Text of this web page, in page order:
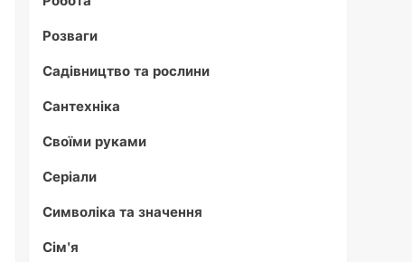
Розваги
Садівництво та рослини
Сантехніка
Своїми руками
Серіали
Символіка та значення
Сім'я